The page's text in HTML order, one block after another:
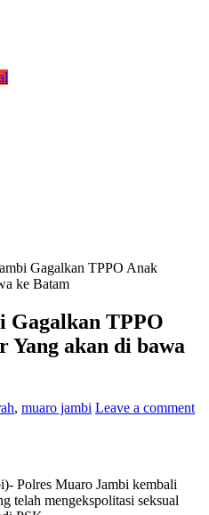
Gagalkan TPPO Anak
ke Batam
Gagalkan TPPO
Yang akan di bawa
, muaro jambi Leave a comment
Polres Muaro Jambi kembali
telah mengekspolitasi seksual